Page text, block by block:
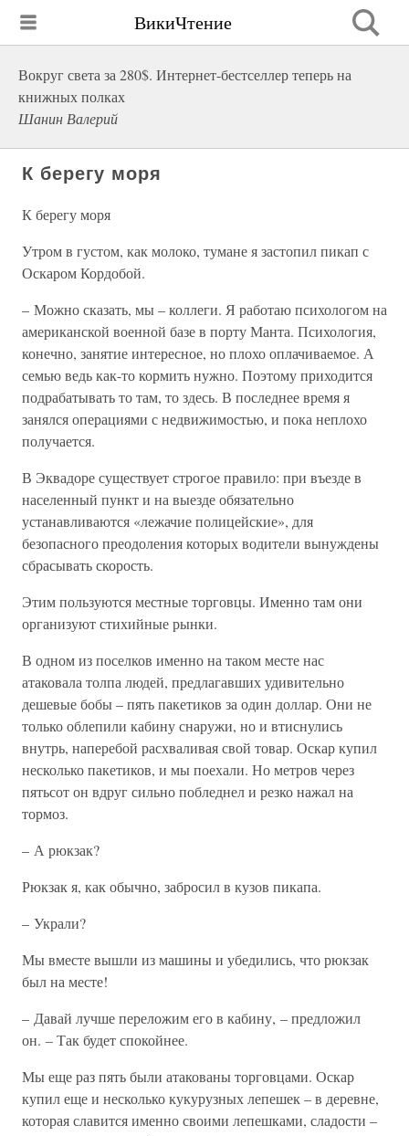
ВикиЧтение
Вокруг света за 280$. Интернет-бестселлер теперь на
книжных полках
Шанин Валерий
К берегу моря
К берегу моря
Утром в густом, как молоко, тумане я застопил пикап с
Оскаром Кордобой.
– Можно сказать, мы – коллеги. Я работаю психологом на
американской военной базе в порту Манта. Психология,
конечно, занятие интересное, но плохо оплачиваемое. А
семью ведь как-то кормить нужно. Поэтому приходится
подрабатывать то там, то здесь. В последнее время я
занялся операциями с недвижимостью, и пока неплохо
получается.
В Эквадоре существует строгое правило: при въезде в
населенный пункт и на выезде обязательно
устанавливаются «лежачие полицейские», для
безопасного преодоления которых водители вынуждены
сбрасывать скорость.
Этим пользуются местные торговцы. Именно там они
организуют стихийные рынки.
В одном из поселков именно на таком месте нас
атаковала толпа людей, предлагавших удивительно
дешевые бобы – пять пакетиков за один доллар. Они не
только облепили кабину снаружи, но и втиснулись
внутрь, наперебой расхваливая свой товар. Оскар купил
несколько пакетиков, и мы поехали. Но метров через
пятьсот он вдруг сильно побледнел и резко нажал на
тормоз.
– А рюкзак?
Рюкзак я, как обычно, забросил в кузов пикапа.
– Украли?
Мы вместе вышли из машины и убедились, что рюкзак
был на месте!
– Давай лучше переложим его в кабину, – предложил
он. – Так будет спокойнее.
Мы еще раз пять были атакованы торговцами. Оскар
купил еще и несколько кукурузных лепешек – в деревне,
которая славится именно своими лепешками, сладости –